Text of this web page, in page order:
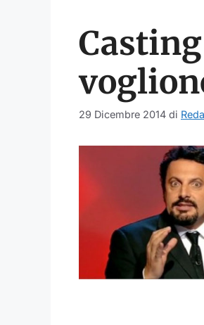
29 Dicembre 2014 di